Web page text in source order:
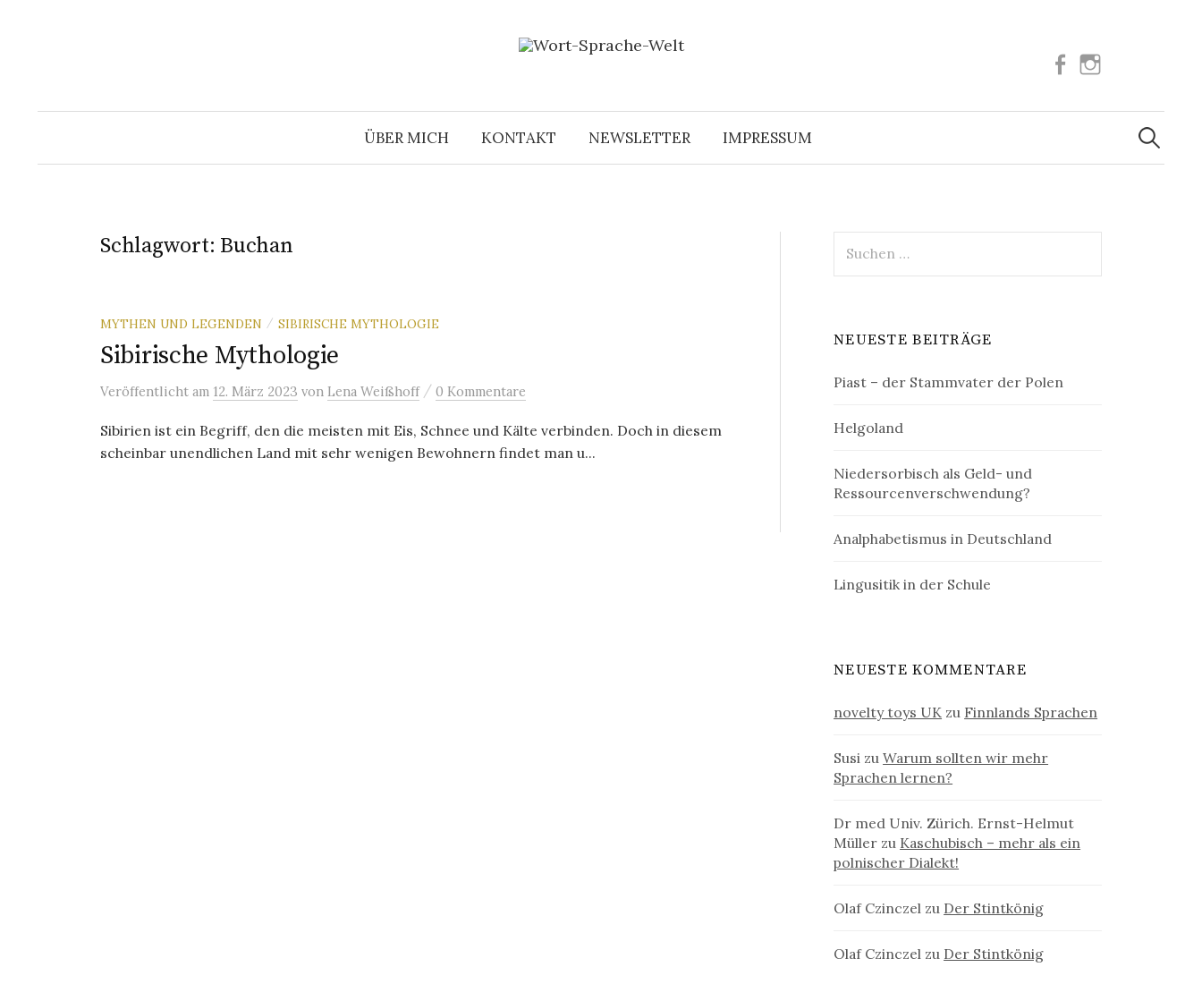
Facebook
ÜBER MICH KONTAKT NEWSLETTER IMPRESSUM
Suchen
nach:
Schlagwort: Buchan
MYTHEN UND LEGENDEN / SIBIRISCHE MYTHOLOGIE
Sibirische Mythologie
Veröffentlicht am 12. März 2023 von Lena Weißhoff / 0 Kommentare
Sibirien ist ein Begriff, den die meisten mit Eis, Schnee und Kälte verbinden. Doch in diesem
scheinbar unendlichen Land mit sehr wenigen Bewohnern findet man u...
nach:
NEUESTE BEITRÄGE
Piast – der Stammvater der Polen
Helgoland
Niedersorbisch als Geld- und
Ressourcenverschwendung?
Analphabetismus in Deutschland
Lingusitik in der Schule
NEUESTE KOMMENTARE
novelty toys UK zu Finnlands Sprachen
Susi zuWarum sollten wir mehr
Sprachen lernen?
Dr med Univ. Zürich. Ernst-Helmut
Müller zu Kaschubisch – mehr als ein
polnischer Dialekt!
Olaf Czinczel zu Der Stintkönig
Olaf Czinczel zu Der Stintkönig